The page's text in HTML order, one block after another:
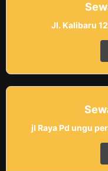
Jl. Kalibaru
jl Raya Pd ungu